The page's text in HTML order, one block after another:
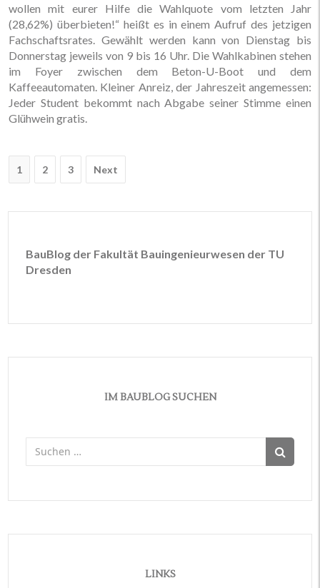
wollen mit eurer Hilfe die Wahlquote vom letzten Jahr
(28,62%) überbieten!“ heißt es in einem Aufruf des jetzigen
Fachschaftsrates. Gewählt werden kann von Dienstag bis
Donnerstag jeweils von 9 bis 16 Uhr. Die Wahlkabinen stehen
im Foyer zwischen dem Beton-U-Boot und dem
Kaffeeautomaten. Kleiner Anreiz, der Jahreszeit angemessen:
Jeder Student bekommt nach Abgabe seiner Stimme einen
Glühwein gratis.
Post
1 2 3 Next
BauBlog der Fakultät Bauingenieurwesen der TU
Dresden
IM BAUBLOG SUCHEN
Suchen
nach:
LINKS